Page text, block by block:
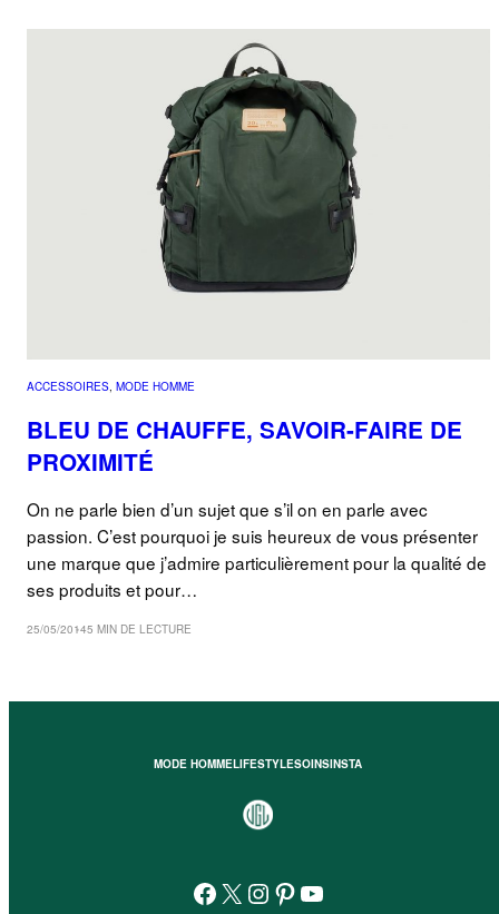
ACCESSOIRES MODE HOMME
BLEU DE CHAUFFE, SAVOIR-FAIRE DE
PROXIMITÉ
On ne parle bien d’un sujet que s’il on en parle avec
passion. C’est pourquoi je suis heureux de vous présenter
une marque que j’admire particulièrement pour la qualité de
ses produits et pour…
25/05/20145 MIN DE LECTURE
MODE HOMMELIFESTYLESOINSINSTA
Facebook
X Instagram
Pinterest
YouTube